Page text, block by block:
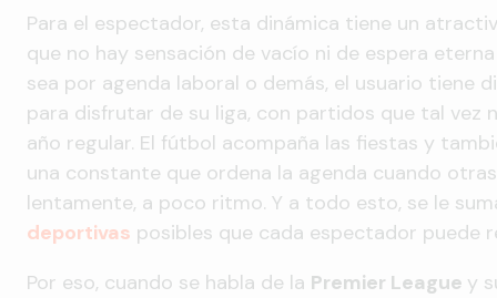
Para el espectador, esta dinámica tiene un
que no hay sensación de vacío ni de espera
sea por agenda laboral o demás, el usuario tiene
para disfrutar de su liga, con partidos que tal vez
año regular. El fútbol acompaña las fiestas y
una constante que ordena la agenda cuando
lentamente, a poco ritmo. Y a todo esto, se le
deportivas posibles que cada espectador puede
Por eso, cuando se habla de la Premier League y